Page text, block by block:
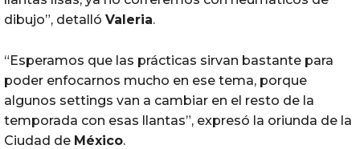
dibujo”, detalló Valeria.
“Esperamos que las prácticas sirvan bastante para
poder enfocarnos mucho en ese tema, porque
algunos settings van a cambiar en el resto de la
temporada con esas llantas”, expresó la oriunda de la
Ciudad de México.